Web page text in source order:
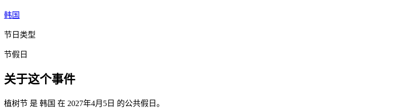
韩国
节日类型
节假日
关于这个事件
植树节 是 韩国 在 2027年4月5日 的公共假日。